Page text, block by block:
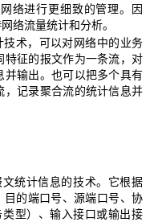
络进行更细致的管理。因
络流量统计和分析。
术，可以对网络中的业务
特征的报文作为一条流，对
并输出。也可以把多个具有
，记录聚合流的统计信息并
统计信息的技术。它根据
的端口号、源端口号、协
型）、输入接口或输出接